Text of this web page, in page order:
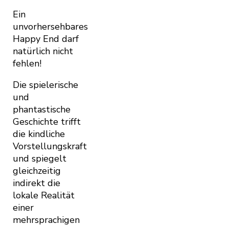
Ein
unvorhersehbares
Happy End darf
natürlich nicht
fehlen!
Die spielerische
und
phantastische
Geschichte trifft
die kindliche
Vorstellungskraft
und spiegelt
gleichzeitig
indirekt die
lokale Realität
einer
mehrsprachigen